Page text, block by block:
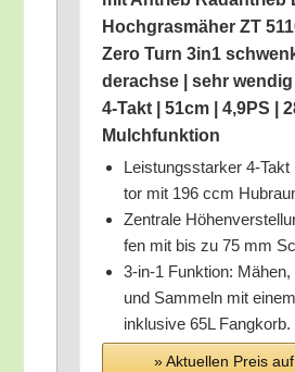
Hoch­gras­mä­her ZT
Zero Turn 3in1
der­ach­se | sehr wen­dig |
4‑Takt | 51cm | 4,9PS |
Mulchfunktion
Leis­tungs­star­ker
tor mit 196 ccm
Zen­tra­le
fen mit bis zu 75 mm
3‑in‑1 Funk­ti­on:
und Sam­meln mit
inklu­si­ve 65L Fangkorb.
» Aktu­el­len Preis